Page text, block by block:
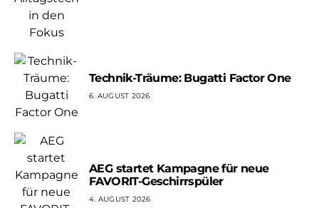
Technik-Träume: Bugatti Factor One
6. AUGUST 2026
AEG startet Kampagne für neue
FAVORIT-Geschirrspüler
4. AUGUST 2026